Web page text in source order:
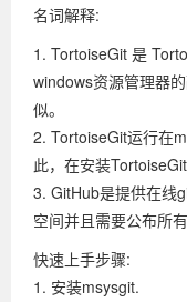
名词解释:
1. TortoiseGit 是
windows资源管理器
似。
2. TortoiseGit运行在
此，在安装
3. GitHub是提供在线
空间并且需要公布所
快速上手步骤:
1. 安装msysgit.